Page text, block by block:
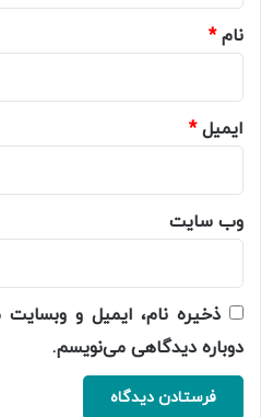
نام*
ایمیل*
وب‌ سایت
ذخیره نام، ایمیل و وبسایت
دوباره دیدگاهی می‌نویسم.